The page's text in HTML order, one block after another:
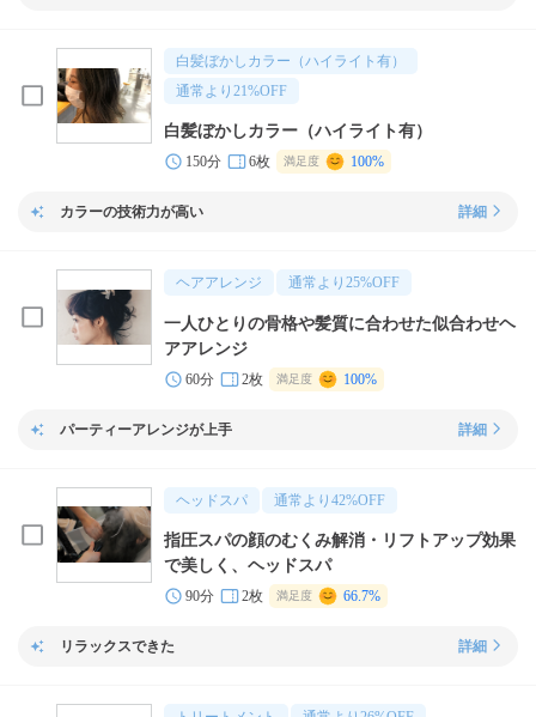
白髪ぼかしカラー（ハイライト有）
通常より 21%OFF
白髪ぼかしカラー（ハイライト有）
150分 6枚 満足度 100%
カラーの技術力が高い 詳細
ヘアアレンジ 通常より 25%OFF
一人ひとりの骨格や髪質に合わせた似合わせヘ
アアレンジ
60分 2枚 満足度 100%
パーティーアレンジが上手 詳細
ヘッドスパ 通常より 42%OFF
指圧スパの顔のむくみ解消・リフトアップ効果
で美しく、ヘッドスパ
90分 2枚 満足度 66.7%
リラックスできた 詳細